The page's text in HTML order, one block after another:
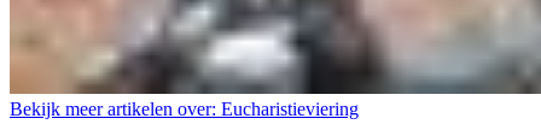
Bekijk meer artikelen over: Eucharistieviering